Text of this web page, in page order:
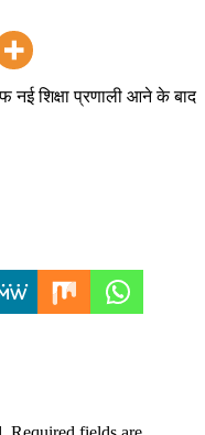
नई शिक्षा प्रणाली आने के बाद